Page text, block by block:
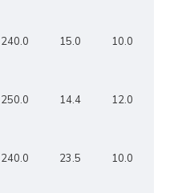
240.0 15.0 10.0
250.0 14.4 12.0
240.0 23.5 10.0